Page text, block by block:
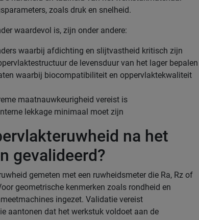
zoals druk en snelheid.
waardevol is, zijn onder andere:
waarbij afdichting en slijtvastheid kritisch zijn
de levensduur van het lager bepalen
waarbij biocompatibiliteit en oppervlaktekwaliteit
maatnauwkeurigheid vereist is
lekkage minimaal moet zijn
na het
gevalideerd?
gemeten met een ruwheidsmeter die Ra, Rz of
geometrische kenmerken zoals rondheid en
ingezet. Validatie vereist
aantonen dat het werkstuk voldoet aan de